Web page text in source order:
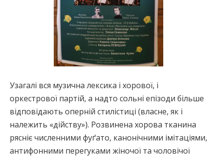
Узагалі вся музична лексика і хорової, і
оркестрової партій, а надто сольні епізоди більше
відповідають оперній стилістиці (власне, як і
належить «дійству»). Розвинена хорова тканина
рясніє численними фуґато, канонічними імітаціями,
антифонними перегуками жіночої та чоловічої